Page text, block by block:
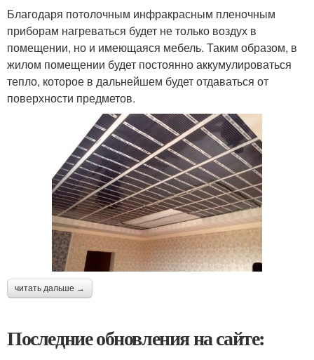
Благодаря потолочным инфракрасным пленочным
приборам нагреваться будет не только воздух в
помещении, но и имеющаяся мебель. Таким образом, в
жилом помещении будет постоянно аккумулироваться
тепло, которое в дальнейшем будет отдаваться от
поверхности предметов.
читать дальше →
Последние обновления на сайте: